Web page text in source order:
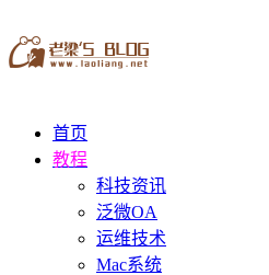
首页
教程
科技资讯
泛微OA
运维技术
Mac系统